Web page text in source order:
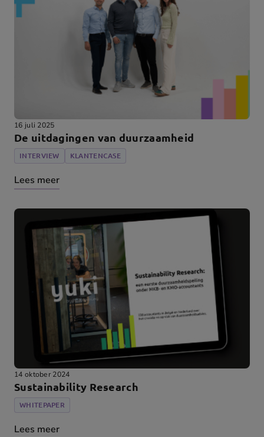
16 juli 2025
De uitdagingen van duurzaamheid
INTERVIEW KLANTENCASE
Lees meer
14 oktober 2024
Sustainability Research
WHITEPAPER
Lees meer